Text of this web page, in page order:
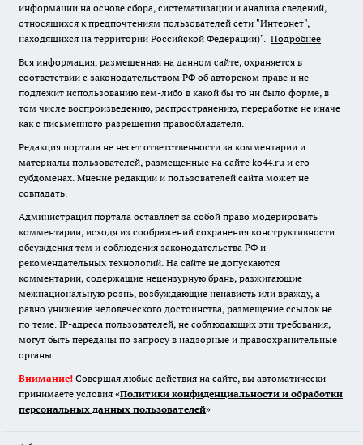
информации на основе сбора, систематизации и анализа сведений,
относящихся к предпочтениям пользователей сети "Интернет",
находящихся на территории Российской Федерации)". Подробнее
Вся информация, размещенная на данном сайте, охраняется в
соответствии с законодательством РФ об авторском праве и не
подлежит использованию кем-либо в какой бы то ни было форме, в
том числе воспроизведению, распространению, переработке не иначе
как с письменного разрешения правообладателя.
Редакция портала не несет ответственности за комментарии и
материалы пользователей, размещенные на сайте ko44.ru и его
субдоменах. Мнение редакции и пользователей сайта может не
совпадать.
Администрация портала оставляет за собой право модерировать
комментарии, исходя из соображений сохранения конструктивности
обсуждения тем и соблюдения законодательства РФ и
рекомендательных технологий. На сайте не допускаются
комментарии, содержащие нецензурную брань, разжигающие
межнациональную рознь, возбуждающие ненависть или вражду, а
равно унижение человеческого достоинства, размещение ссылок не
по теме. IP-адреса пользователей, не соблюдающих эти требования,
могут быть переданы по запросу в надзорные и правоохранительные
органы.
Внимание! Совершая любые действия на сайте, вы автоматически
принимаете условия «Политики конфиденциальности и обработки
персональных данных пользователей»